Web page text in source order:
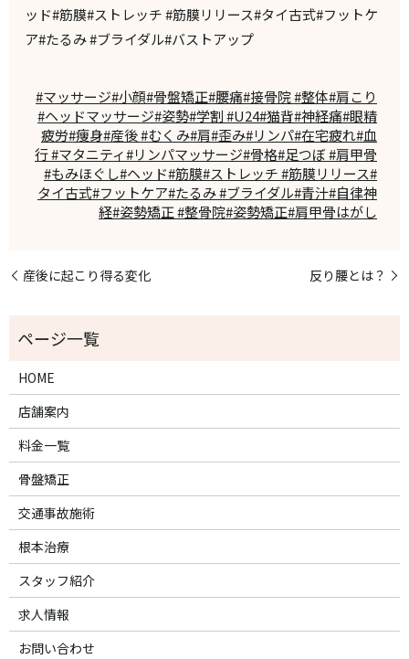
ッド#筋膜#ストレッチ #筋膜リリース#タイ古式#フットケ
ア#たるみ #ブライダル#バストアップ
#マッサージ#小顔#骨盤矯正#腰痛#接骨院 #整体#肩こり
#ヘッドマッサージ#姿勢#学割 #U24#猫背#神経痛#眼精
疲労#痩身#産後 #むくみ#肩#歪み#リンパ#在宅疲れ#血
行 #マタニティ#リンパマッサージ#骨格#足つぼ #肩甲骨
#もみほぐし#ヘッド#筋膜#ストレッチ #筋膜リリース#
タイ古式#フットケア#たるみ #ブライダル#青汁#自律神
経#姿勢矯正 #整骨院#姿勢矯正#肩甲骨はがし
産後に起こり得る変化 反り腰とは？
HOME
店舗案内
料金一覧
骨盤矯正
交通事故施術
根本治療
スタッフ紹介
求人情報
お問い合わせ